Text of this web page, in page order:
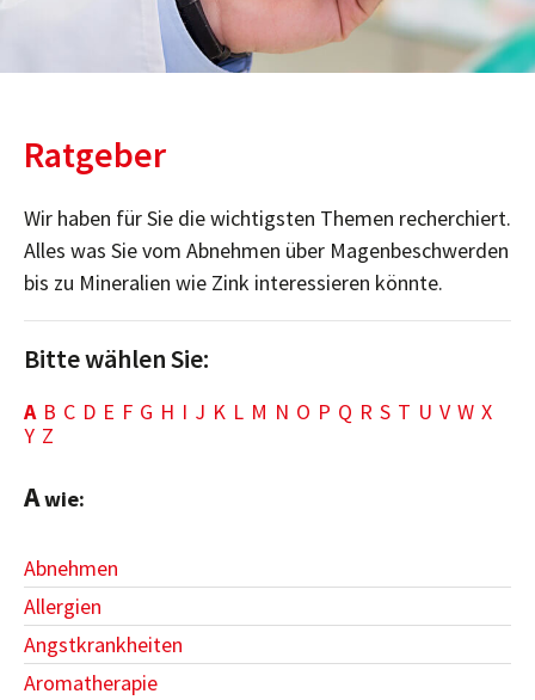
Ratgeber
Wir haben für Sie die wichtigsten Themen recherchiert.
Alles was Sie vom Abnehmen über Magenbeschwerden
bis zu Mineralien wie Zink interessieren könnte.
Bitte wählen Sie:
A B C D E F G H I J K L M N O P Q R S T U V W X
Y Z
Awie:
Abnehmen
Allergien
Angstkrankheiten
Aromatherapie